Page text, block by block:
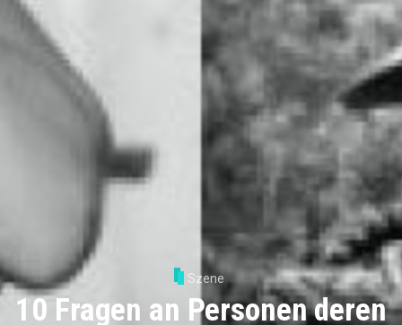
Szene
10 Fragen an Personen deren